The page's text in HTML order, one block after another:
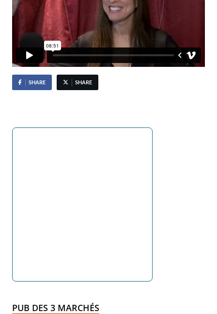
SHARE SHARE
PUB DES 3 MARCHÉS